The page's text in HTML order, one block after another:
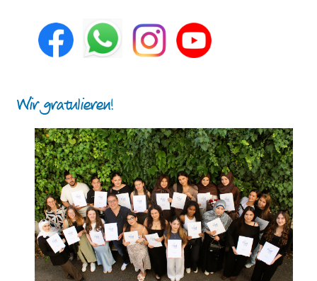
Wir gratulieren!